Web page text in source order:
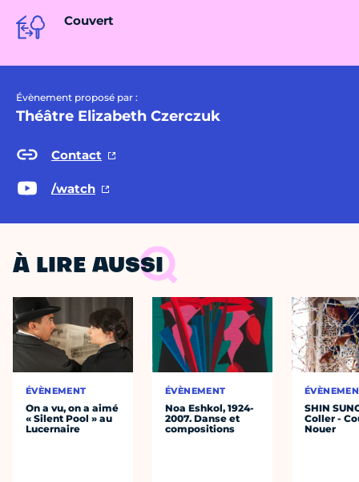
Couvert
Évènement proposé par :
Théâtre Elizabeth Czerczuk
Contact
/watch
À LIRE AUSSI
ÉVÈNEMENT
On a vu, on a aimé
« Silent Pool » au
Lucernaire
ÉVÈNEMENT
Noa Eshkol, 1924-
2007. Danse et
compositions
SHIN
Coller -
Nouer